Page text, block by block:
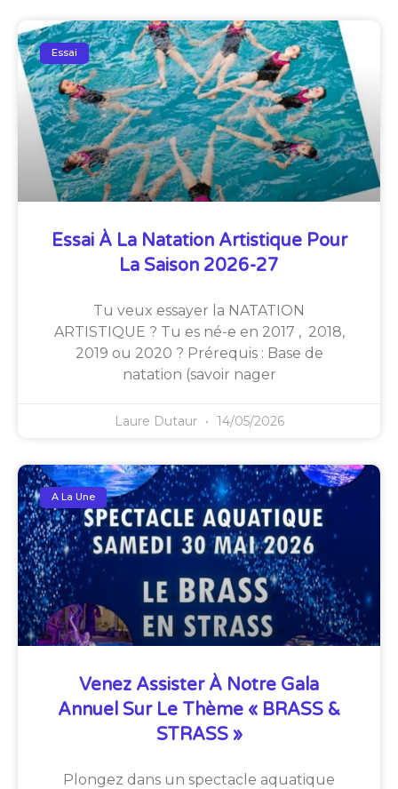
Essai
Essai À La Natation Artistique Pour
La Saison 2026-27
Tu veux essayer la NATATION
ARTISTIQUE ? Tu es né-e en 2017 , 2018,
2019 ou 2020 ? Prérequis : Base de
natation (savoir nager
Laure Dutaur 14/05/2026
A La Une
Venez Assister À Notre Gala
Annuel Sur Le Thème « BRASS &
STRASS »
Plongez dans un spectacle aquatique